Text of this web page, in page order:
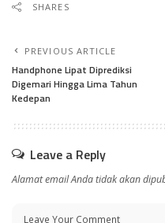
SHARES
PREVIOUS ARTICLE
Handphone Lipat Diprediksi
Digemari Hingga Lima Tahun
Kedepan
Leave a Reply
Alamat email Anda tidak akan